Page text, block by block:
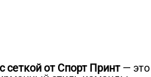
сеткой от Спорт Принт — это